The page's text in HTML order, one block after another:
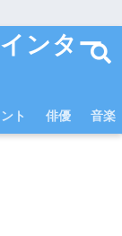
ンター
ト 俳優 音楽